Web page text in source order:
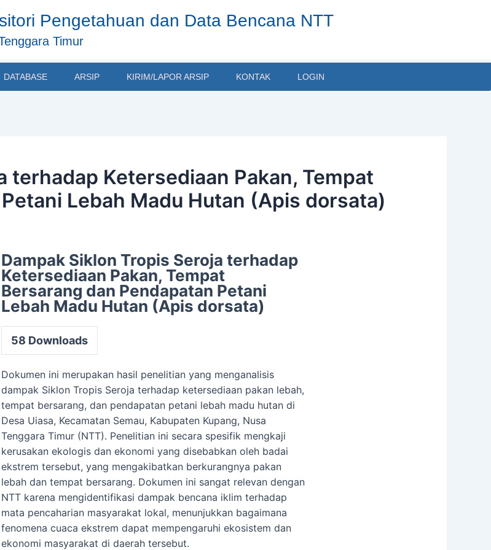
Pengetahuan dan Data Bencana NTT
Timur
DATABASE ARSIP KIRIM/LAPOR ARSIP KONTAK LOGIN
terhadap Ketersediaan Pakan, Tempat
Lebah Madu Hutan (Apis dorsata)
Dampak Siklon Tropis Seroja terhadap
Ketersediaan Pakan, Tempat
Bersarang dan Pendapatan Petani
Lebah Madu Hutan (Apis dorsata)
58 Downloads
Dokumen ini merupakan hasil penelitian yang menganalisis
dampak Siklon Tropis Seroja terhadap ketersediaan pakan lebah,
tempat bersarang, dan pendapatan petani lebah madu hutan di
Desa Uiasa, Kecamatan Semau, Kabupaten Kupang, Nusa
Tenggara Timur (NTT). Penelitian ini secara spesifik mengkaji
kerusakan ekologis dan ekonomi yang disebabkan oleh badai
ekstrem tersebut, yang mengakibatkan berkurangnya pakan
lebah dan tempat bersarang. Dokumen ini sangat relevan dengan
NTT karena mengidentifikasi dampak bencana iklim terhadap
mata pencaharian masyarakat lokal, menunjukkan bagaimana
fenomena cuaca ekstrem dapat mempengaruhi ekosistem dan
ekonomi masyarakat di daerah tersebut.